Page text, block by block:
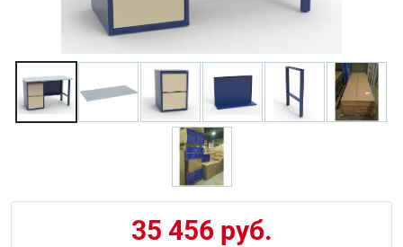
35 456 руб.